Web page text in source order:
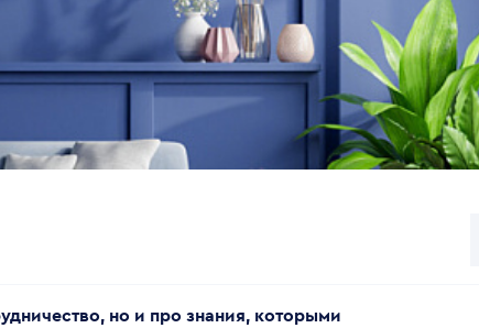
но и про знания, которыми